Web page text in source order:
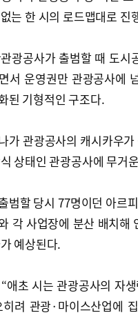
는 한 시의 로드맵대로 진
광공사가 출범할 때 도시
서 운영권만 관광공사에
된 기형적인 구조다.
가 관광공사의 캐시카우
상태인 관광공사에 무거
범할 당시 77명이던 아르
각 사업장에 분산 배치해
예상된다.
애초 시는 관광공사의 자
려 관광·마이스산업에